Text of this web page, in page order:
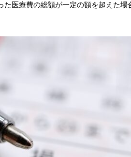
医療費の総額が一定の額を超えた